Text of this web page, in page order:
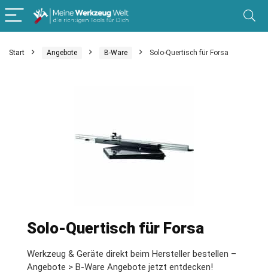
Start Angebote B-Ware Solo-Quertisch für Forsa
Solo-Quertisch für Forsa
Werkzeug & Geräte direkt beim Hersteller bestellen –
Angebote > B-Ware Angebote jetzt entdecken!